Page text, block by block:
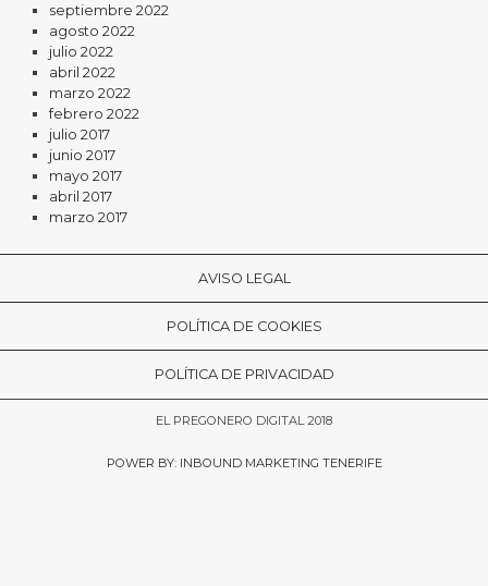
septiembre 2022
agosto 2022
julio 2022
abril 2022
marzo 2022
febrero 2022
julio 2017
junio 2017
mayo 2017
abril 2017
marzo 2017
AVISO LEGAL
POLÍTICA DE COOKIES
POLÍTICA DE PRIVACIDAD
EL PREGONERO DIGITAL 2018
POWER BY: INBOUND MARKETING TENERIFE